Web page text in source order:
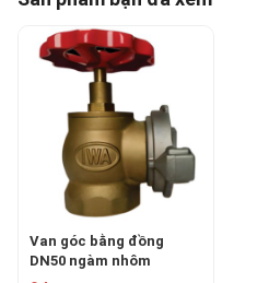
Van góc bằng đồng
DN50 ngàm nhôm